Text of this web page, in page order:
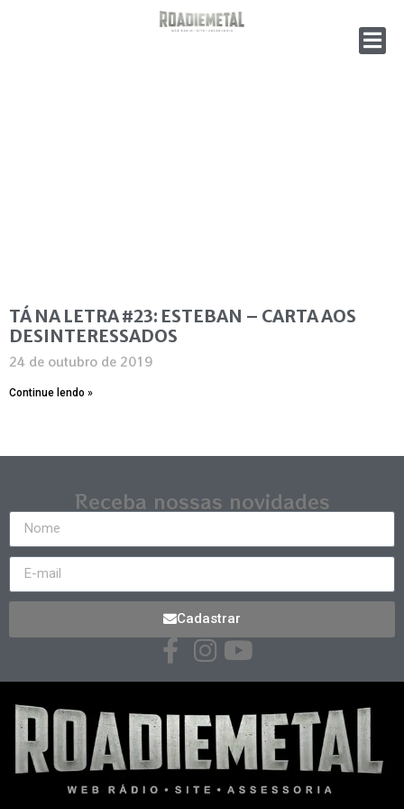
TÁ NA LETRA #23: ESTEBAN – CARTA AOS
DESINTERESSADOS
24 de outubro de 2019
Continue lendo »
Receba nossas novidades
Cadastrar